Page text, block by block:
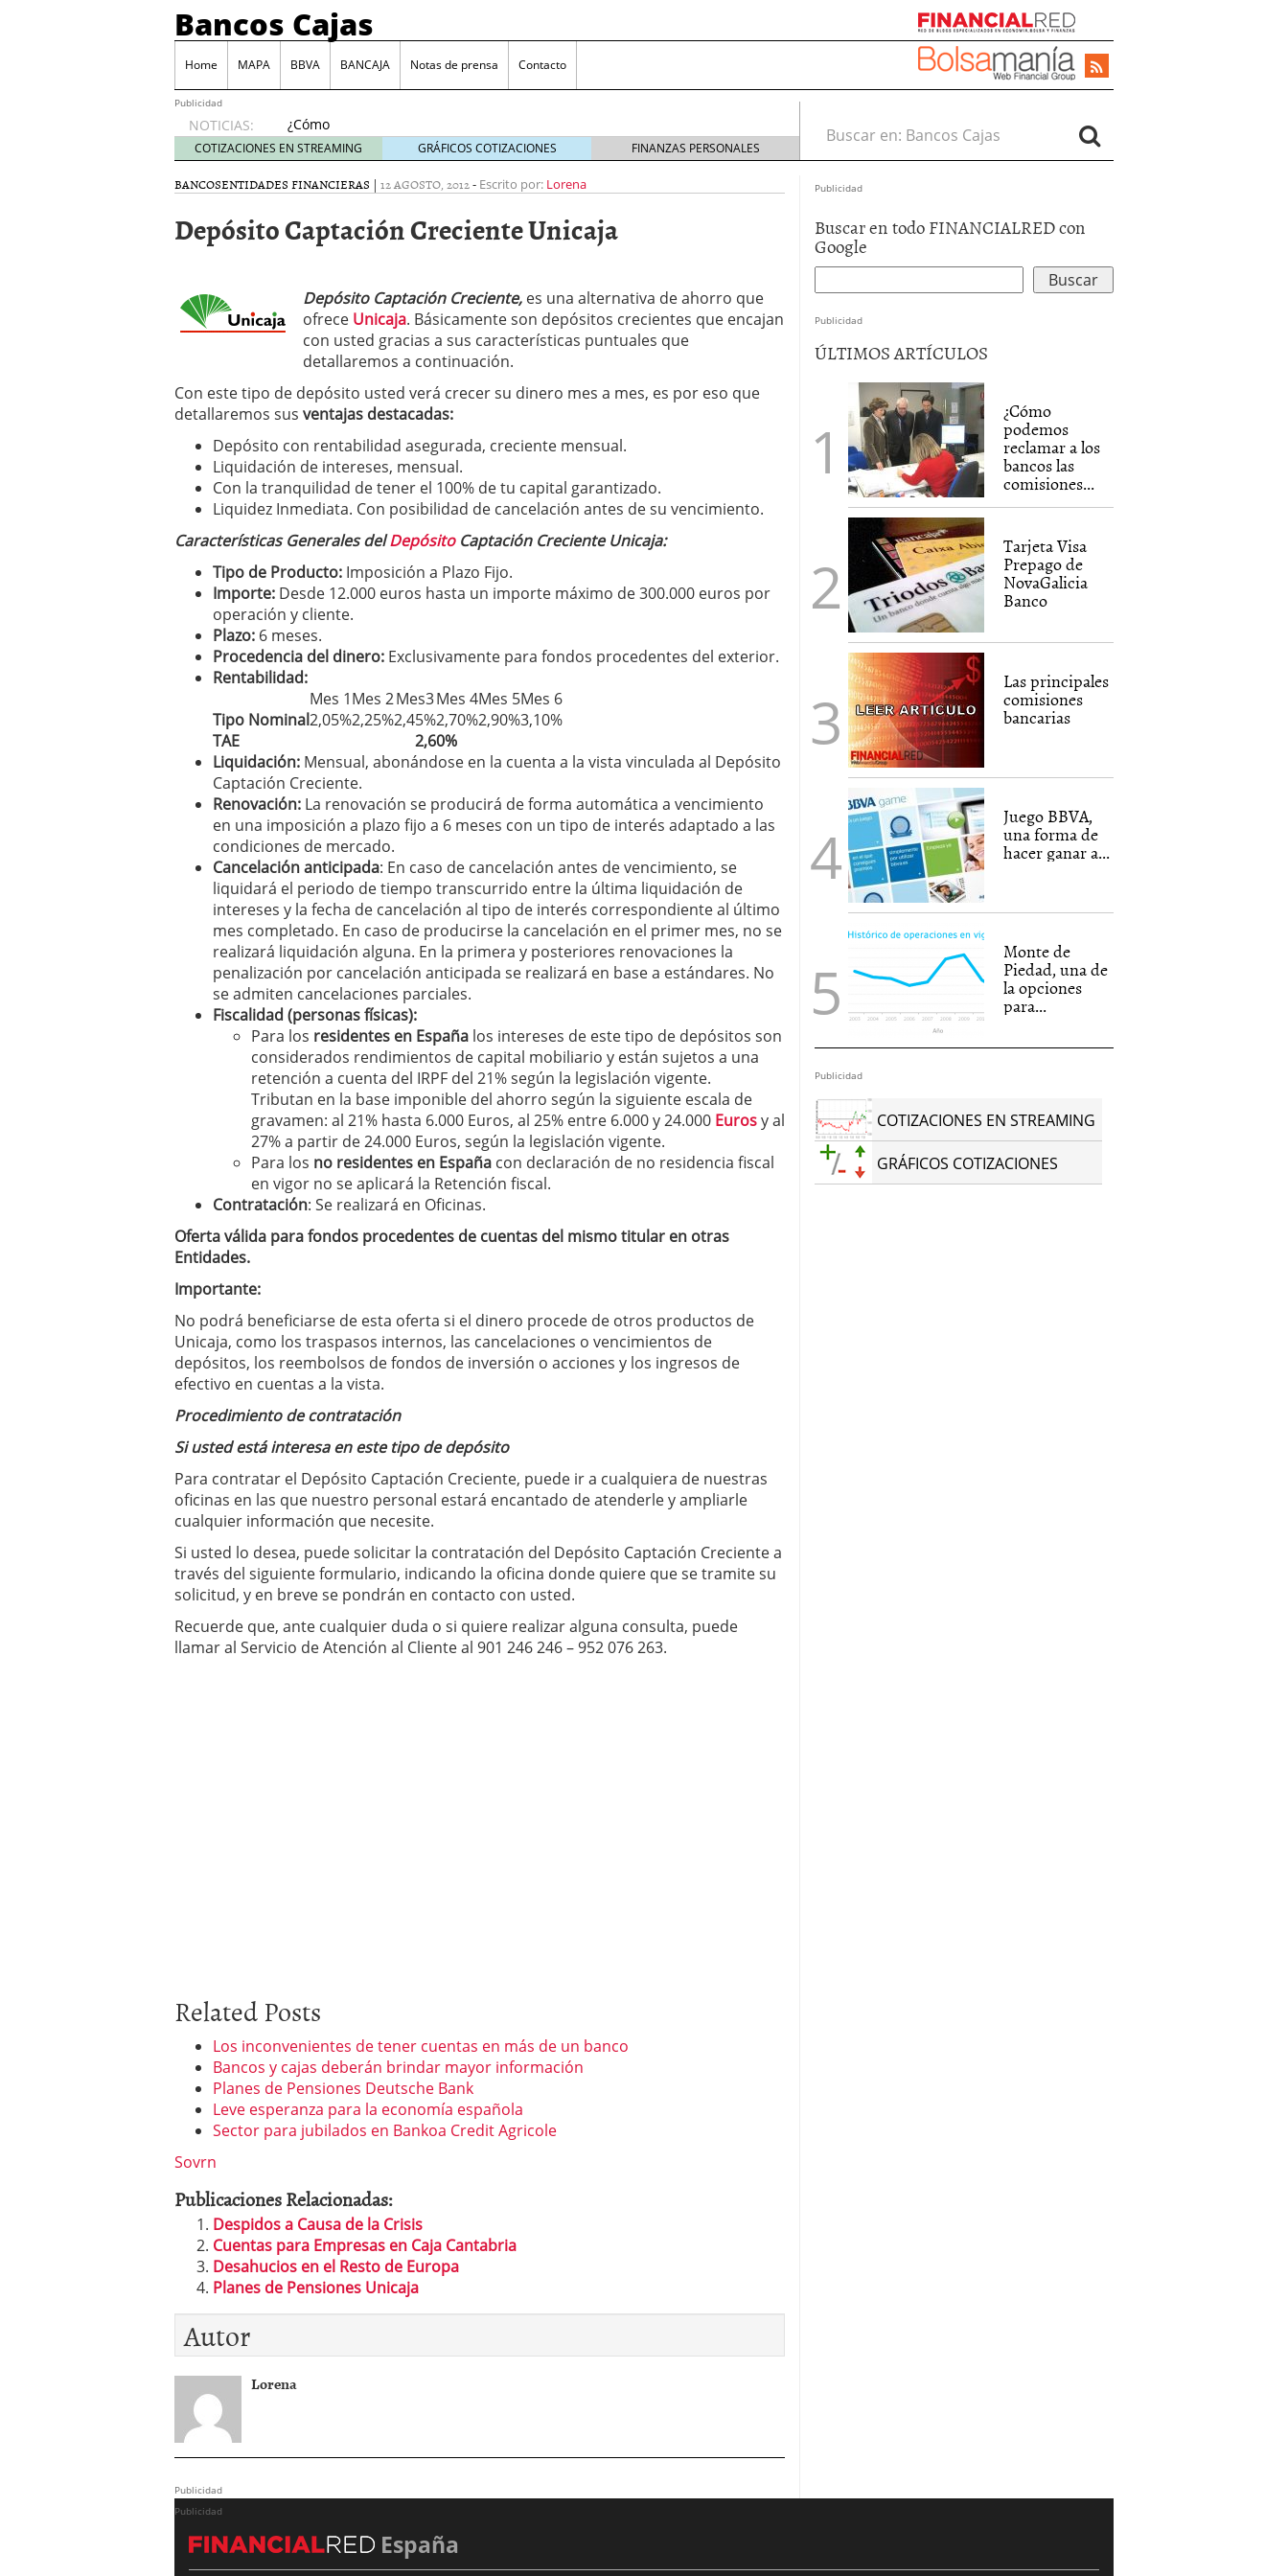
Bancos Cajas
Home MAPA BBVA BANCAJA Notas de prensa Contacto
Publicidad
NOTICIAS:
¿Cómo
podemos
reclamar
a los
las
comisiones
junio 6,
2014
Tarjeta Visa Prepago de NovaGalicia Banco mayo 23, 2014
Las principales comisiones bancarias
mayo 19, 2014
Juego BBVA, una forma de hacer ganar a los clientes
Monte de Piedad, una de la opciones para conseguir efectivo abril 4, 2014
COTIZACIONES EN STREAMING GRÁFICOS COTIZACIONES FINANZAS PERSONALES
Buscar en:
BANCOSENTIDADES FINANCIERAS | 12 AGOSTO, 2012- Escrito por: Lorena
Depósito Captación Creciente Unicaja
Depósito Captación Creciente, es una alternativa de ahorro que
ofrece Unicaja. Básicamente son depósitos crecientes que encajan
con usted gracias a sus características puntuales que
detallaremos a continuación.
Con este tipo de depósito usted verá crecer su dinero mes a mes, es por eso que
detallaremos sus ventajas destacadas:
Depósito con rentabilidad asegurada, creciente mensual.
Liquidación de intereses, mensual.
Con la tranquilidad de tener el 100% de tu capital garantizado.
Liquidez Inmediata. Con posibilidad de cancelación antes de su vencimiento.
Características Generales delDepósito Captación Creciente Unicaja:
Tipo de Producto: Imposición a Plazo Fijo.
Importe: Desde 12.000 euros hasta un importe máximo de 300.000 euros por
operación y cliente.
Plazo: 6 meses.
Procedencia del dinero: Exclusivamente para fondos procedentes del exterior.
Rentabilidad:
Mes 1Mes 2Mes3Mes 4Mes 5Mes 6
Tipo Nominal2,05%2,25%2,45%2,70%2,90%3,10%
TAE
2,60%
Liquidación: Mensual, abonándose en la cuenta a la vista vinculada al Depósito
Captación Creciente.
Renovación: La renovación se producirá de forma automática a vencimiento
en una imposición a plazo fijo a 6 meses con un tipo de interés adaptado a las
condiciones de mercado.
Cancelación anticipada: En caso de cancelación antes de vencimiento, se
liquidará el periodo de tiempo transcurrido entre la última liquidación de
intereses y la fecha de cancelación al tipo de interés correspondiente al último
mes completado. En caso de producirse la cancelación en el primer mes, no se
realizará liquidación alguna. En la primera y posteriores renovaciones la
penalización por cancelación anticipada se realizará en base a estándares. No
se admiten cancelaciones parciales.
Fiscalidad (personas físicas):
Para los residentes en España los intereses de este tipo de depósitos son
considerados rendimientos de capital mobiliario y están sujetos a una
retención a cuenta del IRPF del 21% según la legislación vigente.
Tributan en la base imponible del ahorro según la siguiente escala de
gravamen: al 21% hasta 6.000 Euros, al 25% entre 6.000 y 24.000 Eurosy al
27% a partir de 24.000 Euros, según la legislación vigente.
Para los no residentes en España con declaración de no residencia fiscal
en vigor no se aplicará la Retención fiscal.
Contratación: Se realizará en Oficinas.
Oferta válida para fondos procedentes de cuentas del mismo titular en otras
Entidades.
Importante:
No podrá beneficiarse de esta oferta si el dinero procede de otros productos de
Unicaja, como los traspasos internos, las cancelaciones o vencimientos de
depósitos, los reembolsos de fondos de inversión o acciones y los ingresos de
efectivo en cuentas a la vista.
Procedimiento de contratación
Si usted está interesa en este tipo de depósito
Para contratar el Depósito Captación Creciente, puede ir a cualquiera de nuestras
oficinas en las que nuestro personal estará encantado de atenderle y ampliarle
cualquier información que necesite.
Si usted lo desea, puede solicitar la contratación del Depósito Captación Creciente a
través del siguiente formulario, indicando la oficina donde quiere que se tramite su
solicitud, y en breve se pondrán en contacto con usted.
Recuerde que, ante cualquier duda o si quiere realizar alguna consulta, puede
llamar al Servicio de Atención al Cliente al 901 246 246 – 952 076 263.
Related Posts
Los inconvenientes de tener cuentas en más de un banco
Bancos y cajas deberán brindar mayor información
Planes de Pensiones Deutsche Bank
Leve esperanza para la economía española
Sector para jubilados en Bankoa Credit Agricole
Sovrn
Publicaciones Relacionadas:
Despidos a Causa de la Crisis
Cuentas para Empresas en Caja Cantabria
Desahucios en el Resto de Europa
Planes de Pensiones Unicaja
Autor
Lorena
Publicidad
Publicidad
Buscar en todo FINANCIALRED con
Google
Publicidad
ÚLTIMOS ARTÍCULOS
¿Cómo
podemos
reclamar a los
bancos las
comisiones...
Tarjeta Visa
Prepago de
NovaGalicia
Banco
Las principales
comisiones
bancarias
Juego BBVA,
una forma de
hacer ganar a...
Monte de
Piedad, una de
la opciones
para...
Publicidad
COTIZACIONES EN STREAMING
GRÁFICOS COTIZACIONES
Publicidad
España